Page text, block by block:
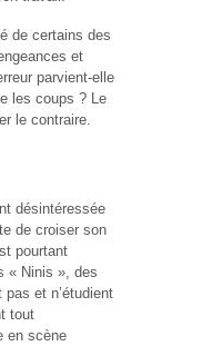
de certains des
et
parvient-elle
les coups ? Le
le contraire.
désintéressée
de croiser son
pourtant
« Ninis », des
et n’étudient
tout
en scène